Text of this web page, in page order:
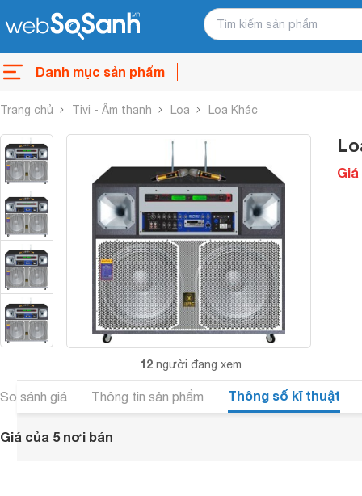
Danh mục sản phẩm
Trang chủ Tivi - Âm thanh Loa Loa Khác
12 người đang xem
Giá
So sánh giá Thông tin sản phẩm Thông số kĩ thuật
Giá của 5 nơi bán